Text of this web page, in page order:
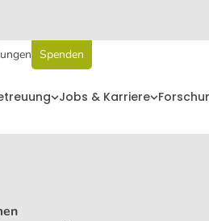
Spenden
Jobs & Karriere